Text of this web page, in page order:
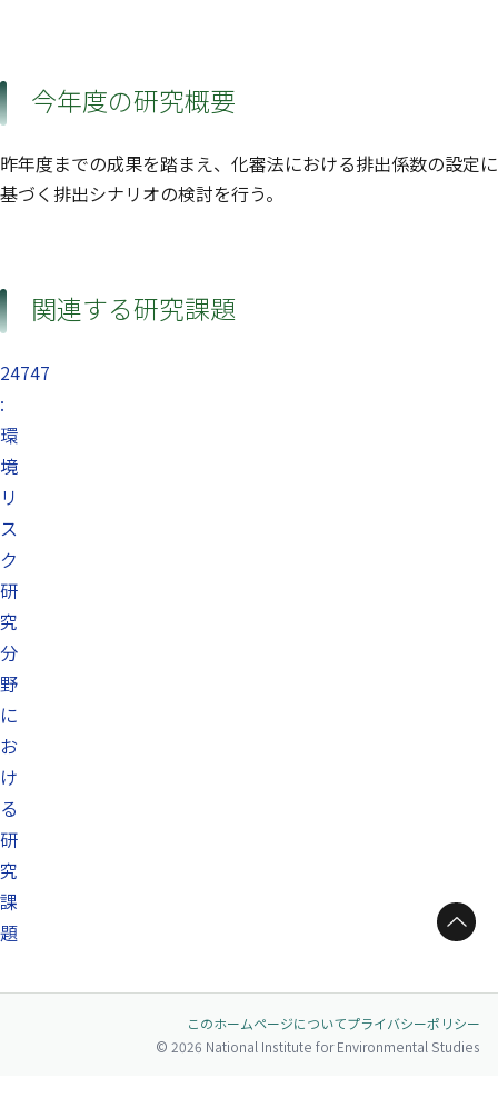
今年度の研究概要
昨年度までの成果を踏まえ、化審法における排出係数の設定に
基づく排出シナリオの検討を行う。
関連する研究課題
24747
:
環
境
リ
ス
ク
研
究
分
野
に
お
け
る
研
究
課
題
ページトップへ
このホームページについてプライバシーポリシー
© 2026 National Institute for Environmental Studies